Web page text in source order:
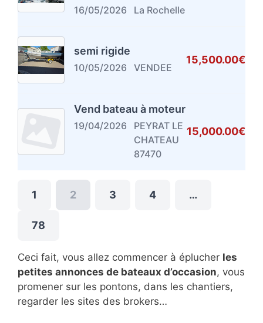
16/05/2026 La Rochelle
semi rigide
10/05/2026 VENDEE
15,500.00€
Vend bateau à moteur
19/04/2026
PEYRAT LE
CHATEAU
87470
15,000.00€
1 2 3 4 …
78
Ceci fait, vous allez commencer à éplucher les
petites annonces de bateaux d’occasion, vous
promener sur les pontons, dans les chantiers,
regarder les sites des brokers…